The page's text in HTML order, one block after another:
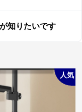
知りたいです
人気